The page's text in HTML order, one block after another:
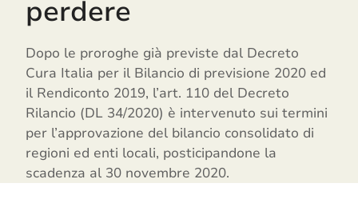
perdere
Dopo le proroghe già previste dal Decreto
Cura Italia per il Bilancio di previsione 2020 ed
il Rendiconto 2019, l’art. 110 del Decreto
Rilancio (DL 34/2020) è intervenuto sui termini
per l’approvazione del bilancio consolidato di
regioni ed enti locali, posticipandone la
scadenza al 30 novembre 2020.